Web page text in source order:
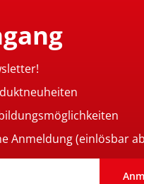
Anmeldung (einlösbar